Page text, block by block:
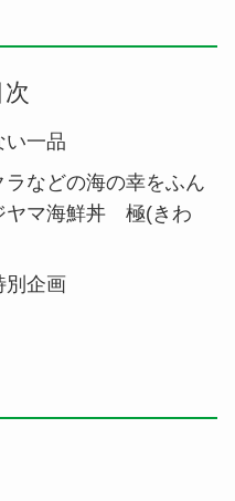
次
い一品
などの海の幸をふん
ヤマ海鮮丼 極(きわ
別企画